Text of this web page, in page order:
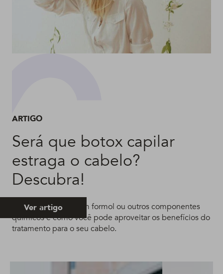
ARTIGO
Será que botox capilar
estraga o cabelo?
Descubra!
Entenda se botox tem formol ou outros componentes
químicos e como você pode aproveitar os benefícios do
tratamento para o seu cabelo.
Ver artigo